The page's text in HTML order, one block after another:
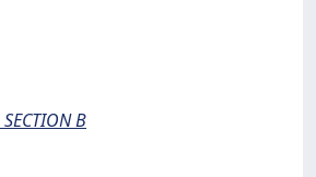
SECTION B